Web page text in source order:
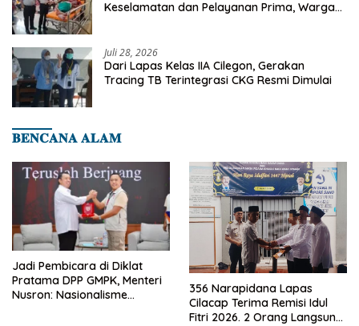
Keselamatan dan Pelayanan Prima, Warga
Juli 28, 2026
Dari Lapas Kelas IIA Cilegon, Gerakan
Tracing TB Terintegrasi CKG Resmi Dimulai
𝐁𝐄𝐍𝐂𝐀𝐍𝐀 𝐀𝐋𝐀𝐌
Jadi Pembicara di Diklat
Pratama DPP GMPK, Menteri
Nusron: Nasionalisme
356 Narapidana Lapas
Cilacap Terima Remisi Idul
Fitri 2026. 2 Orang Langsung